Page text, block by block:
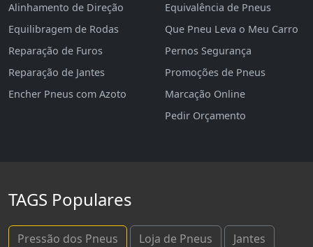
Alinhamento de Direção
Equilibragem de Rodas
Reparação de Furos
Reparação de Jantes
Encher Pneus com Azoto
Equivalência de Pneus
Que Pneu Leva o Meu Carro
Pernos Segurança
Promoções de Pneus
Marcação Online
Pedir Orçamento
TAGS Populares
Pressão dos Pneus Loja de Pneus Jantes